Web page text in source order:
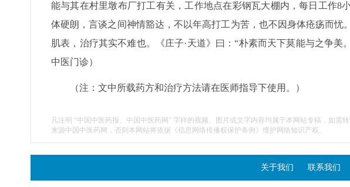
能与其在村里墩布厂打工有关，工作地点在彩钢瓦大棚内，每日工作8
体硬朗，言谈之间神情豁达，不以年高打工为苦，也不因身体疮疡而忧
肌表，治疗其实不难也。《庄子·天道》曰：“朴素而天下莫能与之争
中医门诊）
（注：文中所载药方和治疗方法请在医师指导下使用。）
凡注明 “中国中医药报、中国中医药网” 字样的视频、图片或文字内容均属于本网站专稿，如需
来源中国中医药网，否则本网站将依据《信息网络传播权保护条例》维护网络知识产权。
关于我们 联系我们